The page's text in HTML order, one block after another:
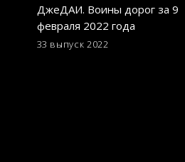
ДжеДАИ. Воины дорог за 9
февраля 2022 года
33 выпуск 2022